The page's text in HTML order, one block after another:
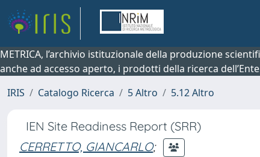
METRICA, l’archivio istituzionale della produzione
anche ad accesso aperto, i prodotti della ricerca
IRIS
Catalogo Ricerca 5 Altro 5.12 Altro
IEN Site Readiness Report (SRR)
CERRETTO, GIANCARLO;